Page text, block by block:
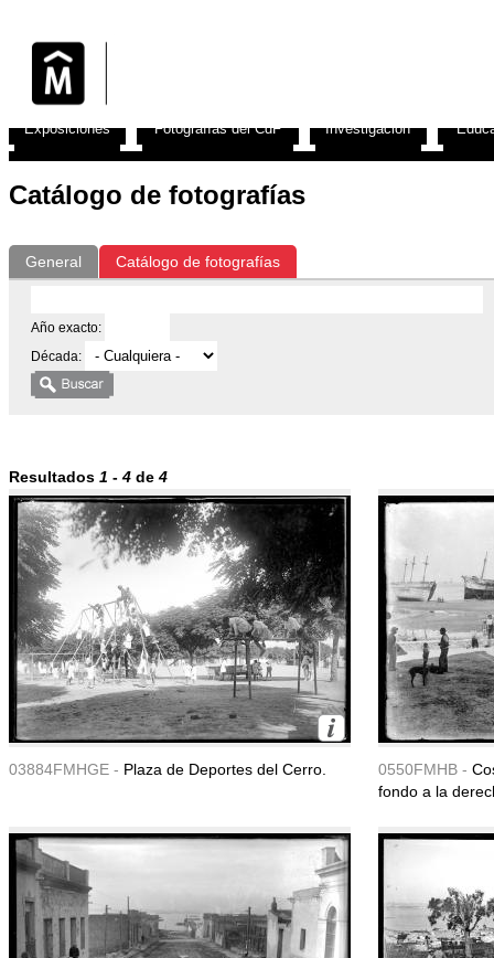
Catálogo de fotografías
General Catálogo de fotografías
Año exacto:
Década:
Resultados 1 - 4 de 4
03884FMHGE - Plaza de Deportes del Cerro. 0550FMHB -
fondo a la
Exposiciones Fotografías del CdF Investigación